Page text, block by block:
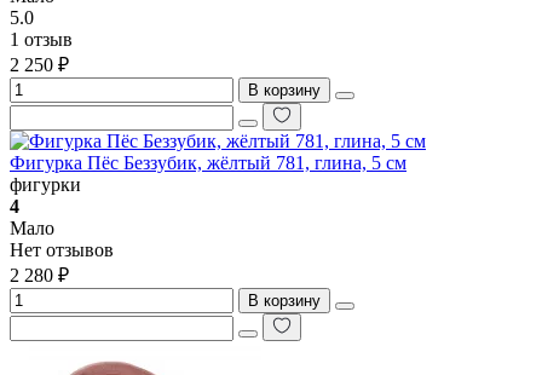
5.0
1 отзыв
2 250 ₽
В корзину
Фигурка Пёс Беззубик, жёлтый 781, глина, 5 см
фигурки
4
Мало
Нет отзывов
2 280 ₽
В корзину